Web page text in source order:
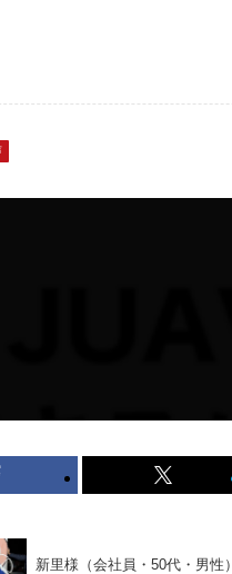
新里様（会社員・50代・男性）